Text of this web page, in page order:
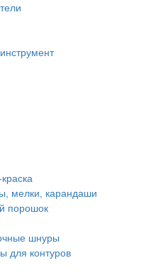
мелки, карандаши
порошок
шнуры
для контуров